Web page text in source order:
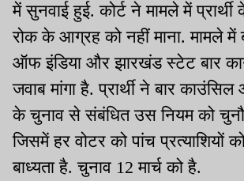
में सुनवाई हुई. कोर्ट ने मामले में
रोक के आग्रह को नहीं माना. मामले में
ऑफ इंडिया और झारखंड स्टेट बार
जवाब मांगा है. प्रार्थी ने बार
के चुनाव से संबंधित उस नियम को
जिसमें हर वोटर को पांच प्रत्याशियों
बाध्यता है. चुनाव 12 मार्च को है.